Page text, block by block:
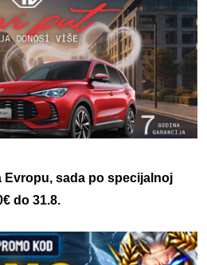
Evropu, sada po specijalnoj
do 31.8.